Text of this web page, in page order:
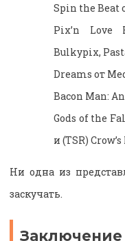
Spin the Beat
Pix’n Love
Bulkypix,
Dreams от
Bacon Man:
Gods of the
и (TSR)
Ни одна из
заскучать.
Заключение